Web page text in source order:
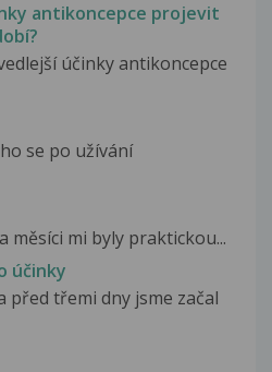
antikoncepce projevit
účinky antikoncepce
se po užívání
měsíci mi byly praktickou...
účinky
před třemi dny jsme začal